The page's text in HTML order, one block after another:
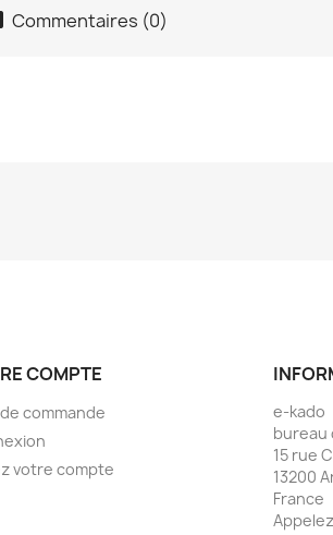
Commentaires (0)
COMPTE
commande
votre compte
e-kado
bureau
15 rue
13200
France